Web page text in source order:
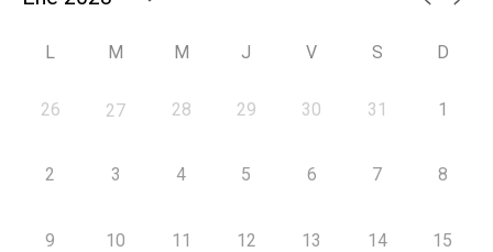
L M M J V S D
26 27 28 29 30 31 1
2 3 4 5 6 7 8
9 10 11 12 13 14 15